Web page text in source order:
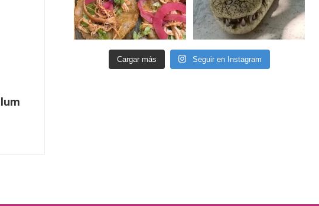
Cargar más Seguir en Instagram